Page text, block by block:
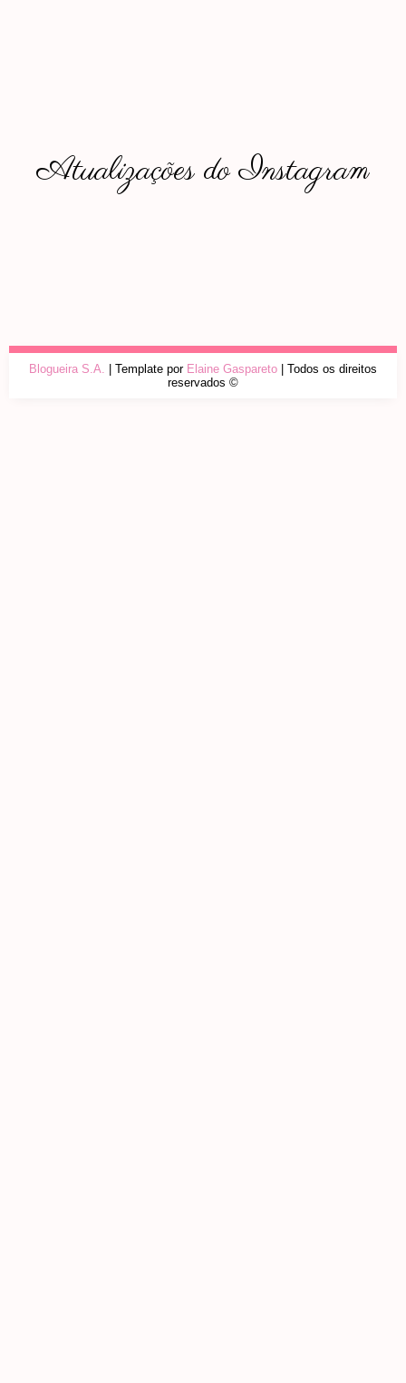
Atualizações do Instagram
Blogueira S.A. | Template por Elaine Gaspareto | Todos os direitos
reservados ©